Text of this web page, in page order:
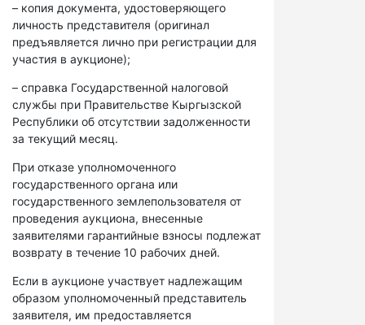
– копия документа, удостоверяющего
личность представителя (оригинал
предъявляется лично при регистрации для
участия в аукционе);
– справка Государственной налоговой
службы при Правительстве Кыргызской
Республики об отсутствии задолженности
за текущий месяц.
При отказе уполномоченного
государственного органа или
государственного землепользователя от
проведения аукциона, внесенные
заявителями гарантийные взносы подлежат
возврату в течение 10 рабочих дней.
Если в аукционе участвует надлежащим
образом уполномоченный представитель
заявителя, им предоставляется